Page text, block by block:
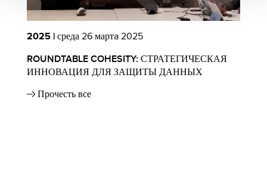
2025 | среда 26 мартa 2025
ROUNDTABLE COHESITY: СТРАТЕГИЧЕСКАЯ
ИННОВАЦИЯ ДЛЯ ЗАЩИТЫ ДАННЫХ
Прочесть все